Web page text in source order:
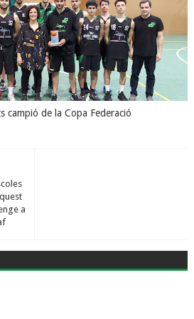
campió de la Copa Federació
a